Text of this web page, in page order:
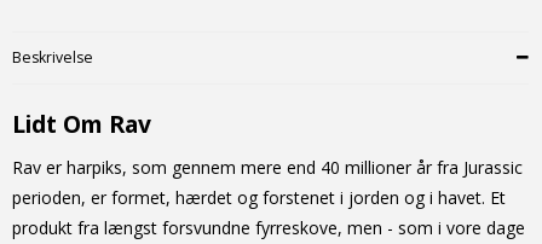
Beskrivelse
Lidt Om Rav
Rav er harpiks, som gennem mere end 40 millioner år fra Jurassic
perioden, er formet, hærdet og forstenet i jorden og i havet. Et
produkt fra længst forsvundne fyrreskove, men - som i vore dage